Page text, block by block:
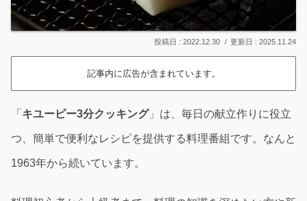
2022.12.30 2025.11.24
記事内に広告が含まれています。
「 キユーピー3分クッキング」は、毎日の献立作りに役立
つ、簡単で便利なレシピを提供する料理番組です。なんと
1963年から続いています。